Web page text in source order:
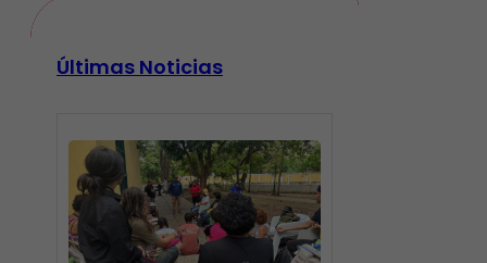
Últimas Noticias